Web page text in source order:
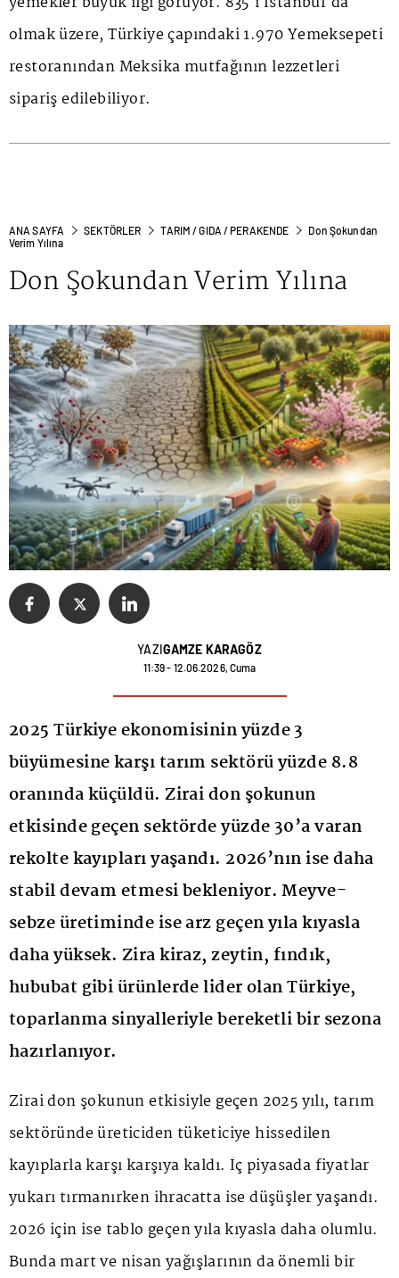
olmak üzere, Türkiye çapındaki 1.970 Yemeksepeti
restoranından Meksika mutfağının lezzetleri
sipariş edilebiliyor.
ANA SAYFA SEKTÖRLER TARIM / GIDA / PERAKENDE
Don Şokundan
Verim Yılına
Don Şokundan Verim Yılına
YAZIGAMZE KARAGÖZ
11:39 - 12.06.2026, Cuma
2025 Türkiye ekonomisinin yüzde 3
büyümesine karşı tarım sektörü yüzde 8.8
oranında küçüldü. Zirai don şokunun
etkisinde geçen sektörde yüzde 30’a varan
rekolte kayıpları yaşandı. 2026’nın ise daha
stabil devam etmesi bekleniyor. Meyve-
sebze üretiminde ise arz geçen yıla kıyasla
daha yüksek. Zira kiraz, zeytin, fındık,
hububat gibi ürünlerde lider olan Türkiye,
toparlanma sinyalleriyle bereketli bir sezona
hazırlanıyor.
Zirai don şokunun etkisiyle geçen 2025 yılı, tarım
sektöründe üreticiden tüketiciye hissedilen
kayıplarla karşı karşıya kaldı. İç piyasada fiyatlar
yukarı tırmanırken ihracatta ise düşüşler yaşandı.
2026 için ise tablo geçen yıla kıyasla daha olumlu.
Bunda mart ve nisan yağışlarının da önemli bir